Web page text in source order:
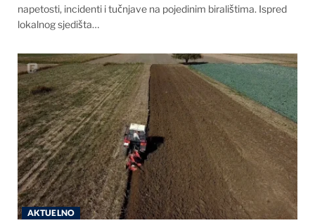
napetosti, incidenti i tučnjave na pojedinim biralištima. Ispred
lokalnog sjedišta…
AKTUELNO